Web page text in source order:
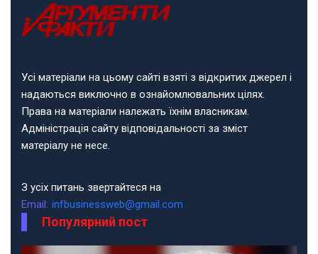
Усі матеріали на цьому сайті взяті з відкритих джерел і
надаються виключно в ознайомлювальних цілях.
Права на матеріали належать їхнім власникам.
Адміністрація сайту відповідальності за зміст
матеріалу не несе.
З усіх питань звертайтеся на
Email: infbusinessweb@gmail.com
Популярний пост